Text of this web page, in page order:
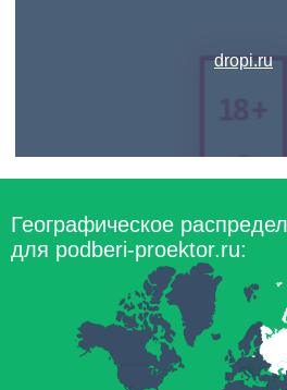
dropi.ru
Географическое
для podberi-proektor.ru: